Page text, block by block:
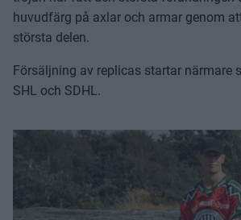
huvudfärg på axlar och armar genom
största delen.
Försäljning av replicas startar närmare
SHL och SDHL.